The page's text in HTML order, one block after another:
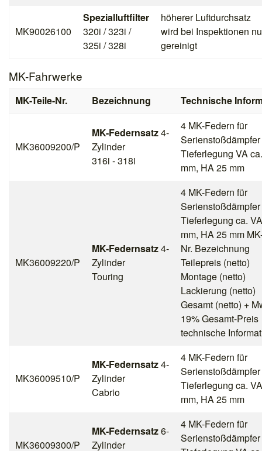
MK90026100
Spezialluftfilter
320i / 323i /
325i / 328i
höherer Luftdurchsatz
wird bei Inspektionen
gereinigt
MK-Fahrwerke
MK-Teile-Nr. Bezeichnung Technische
MK36009200/P
MK-Federnsatz4-
Zylinder
316i - 318i
4 MK-Federn für
Serienstoßdämpfer
Tieferlegung VA
mm, HA 25 mm
MK36009220/P
MK-Federnsatz4-
Zylinder
Touring
4 MK-Federn für
Serienstoßdämpfer
Tieferlegung ca.
mm, HA 25 mm
Nr. Bezeichnung
Teilepreis (netto)
Montage (netto)
Lackierung (netto)
Gesamt (netto) +
19% Gesamt-Preis
technische
MK36009510/P
MK-Federnsatz4-
Zylinder
Cabrio
4 MK-Federn für
Serienstoßdämpfer
Tieferlegung ca.
mm, HA 25 mm
MK36009300/P
MK-Federnsatz6-
Zylinder
4 MK-Federn für
Serienstoßdämpfer